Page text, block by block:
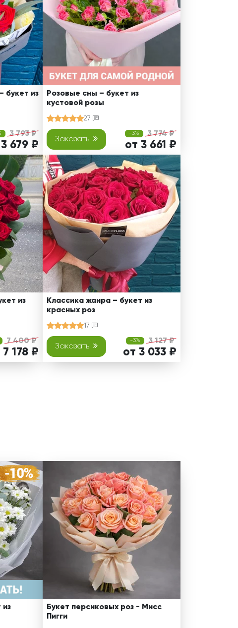
букет из
3 793 ₽
679 ₽
Розовые сны – букет из
кустовой розы
27
Заказать
-3% 3 774 ₽
от 3 661 ₽
из
7 400 ₽
7 178 ₽
Классика жанра – букет из
красных роз
17
Заказать
-3% 3 127 ₽
от 3 033 ₽
из
Букет персиковых роз - Мисс
Пигги